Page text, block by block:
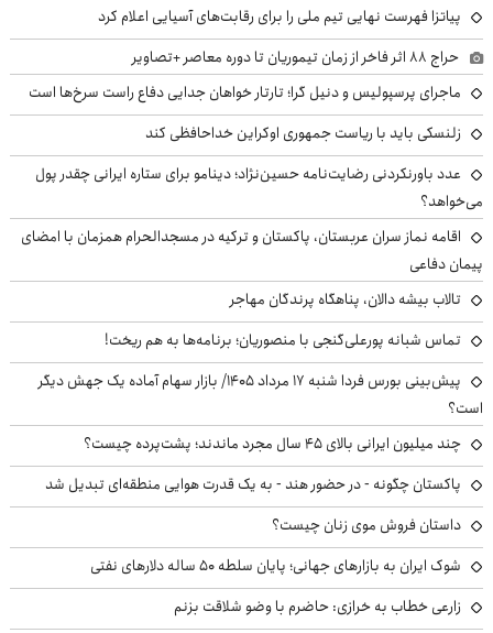
پیاتزا فهرست نهایی تیم ملی را برای رقابت‌های آسیایی اعلام کرد
حراج ۸۸ اثر فاخر از زمان تیموریان تا دوره معاصر +تصاویر
ماجرای پرسپولیس و دنیل گرا؛ تارتار خواهان جدایی دفاع راست سرخ‌ها است
زلنسکی باید با ریاست جمهوری اوکراین خداحافظی کند
عدد باورنکردنی رضایت‌نامه حسین‌نژاد؛ دینامو برای ستاره ایرانی چقدر پول
می‌خواهد؟
اقامه نماز سران عربستان، پاکستان و ترکیه در مسجدالحرام همزمان با امضای
پیمان دفاعی
تالاب بیشه دالان، پناهگاه پرندگان مهاجر
تماس شبانه پورعلی‌گنجی با منصوریان؛ برنامه‌ها به هم ریخت!
پیش‌بینی بورس فردا شنبه ۱۷ مرداد ۱۴۰۵/ بازار سهام آماده یک جهش دیگر
است؟
چند میلیون ایرانی بالای ۴۵ سال مجرد ماندند؛ پشت‌پرده چیست؟
پاکستان چگونه - در حضور هند - به یک قدرت هوایی منطقه‌ای تبدیل شد
داستان فروش موی زنان چیست؟
شوک ایران به بازارهای جهانی؛ پایان سلطه ۵۰ ساله دلارهای نفتی
زارعی خطاب به خرازی: حاضرم با وضو شلاقت بزنم